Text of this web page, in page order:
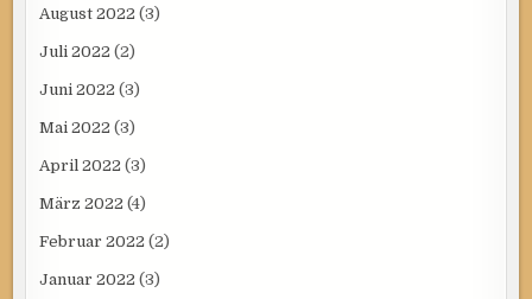
August 2022 (3)
Juli 2022 (2)
Juni 2022 (3)
Mai 2022 (3)
April 2022 (3)
März 2022 (4)
Februar 2022 (2)
Januar 2022 (3)